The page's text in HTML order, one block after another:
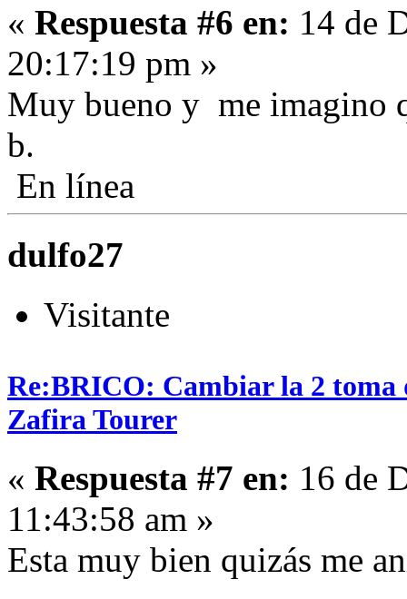
« Respuesta #6 en: 14 de
20:17:19 pm »
Muy bueno y me imagino
b.
En línea
dulfo27
Visitante
Re:BRICO: Cambiar la 2 toma
Zafira Tourer
« Respuesta #7 en: 16 de
11:43:58 am »
Esta muy bien quizás me